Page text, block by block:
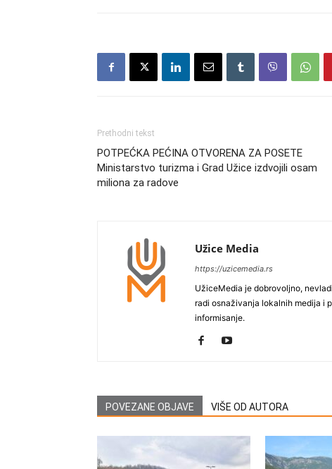
Prethodni tekst
POTPEĆKA PEĆINA OTVORENA ZA POSETE
Ministarstvo turizma i Grad Užice izdvojili osam
miliona za radove
Užice Media
https://uzicemedia.rs
UžiceMedia je dobrovoljno,
radi osnaživanja lokalnih medija i
informisanje.
POVEZANE OBJAVE VIŠE OD AUTORA